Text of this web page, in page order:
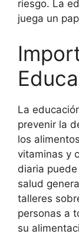
riesgo. La
juega un
La
prevenir la
los
vitaminas y
diaria
salud
talleres
personas a
su